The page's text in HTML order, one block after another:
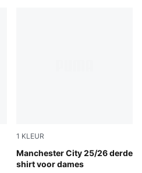
1 KLEUR
Manchester City 25/26 derde
shirt voor dames
Cool Weather-Pro Green